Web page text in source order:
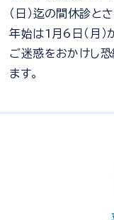
（日）迄の間休診と
年始は1月6日（月）
ご迷惑をおかけし
ます。